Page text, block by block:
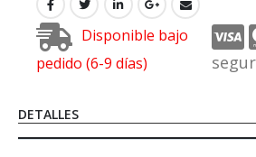
Disponible bajo
pedido (6-9 días)
DETALLES